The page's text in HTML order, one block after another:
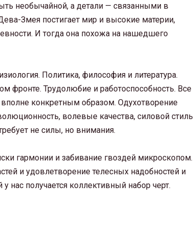
необычайной, а детали — связанными в
Змея постигает мир и высокие материи,
И тогда она похожа на нашедшего
Политика, философия и литература.
фронте. Трудолюбие и работоспособность. Все
конкретным образом. Одухотворение
волевые качества, силовой стиль
не силы, но внимания.
гармонии и забивание гвоздей микроскопом.
и удовлетворение телесных надобностей и
получается коллективный набор черт.